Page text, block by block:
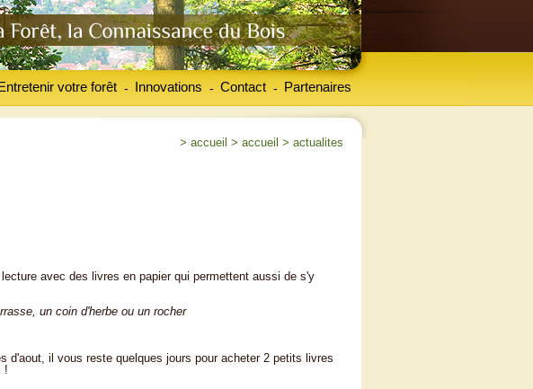
votre forêt Innovations
- Contact
- Partenaires
-
> accueil > accueil > actualites
avec des livres en papier qui permettent aussi de s'y
un coin d'herbe ou un rocher
d'aout, il vous reste quelques jours pour acheter 2 petits livres
!